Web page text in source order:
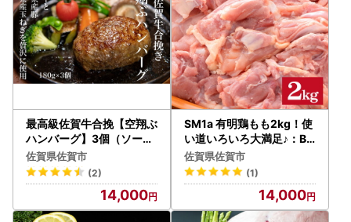
最高級佐賀牛合挽【空翔ぶ
ハンバーグ】3個（ソース
付）：B140-051
佐賀県佐賀市
(2)
14,000
SM1a 有明鶏もも2kg！使
い道いろいろ大満足♪：B1
40-036
佐賀県佐賀市
(1)
14,000